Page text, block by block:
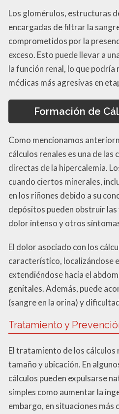
Los glomérulos, estructuras
encargadas de filtrar la
comprometidos por la
exceso. Esto puede llevar a
la función renal, lo que
médicas más agresivas en
Formación de
Como mencionamos
cálculos renales es una de las
directas de la hipercalemia.
cuando ciertos minerales,
en los riñones debido a su
depósitos pueden obstruir
dolor intenso y otros
El dolor asociado con los
característico, localizándose
extendiéndose hacia el
genitales. Además, puede
(sangre en la orina) y
Tratamiento y
El tratamiento de los cálculos
tamaño y ubicación. En
cálculos pueden expulsarse
simples como aumentar la
embargo, en situaciones más